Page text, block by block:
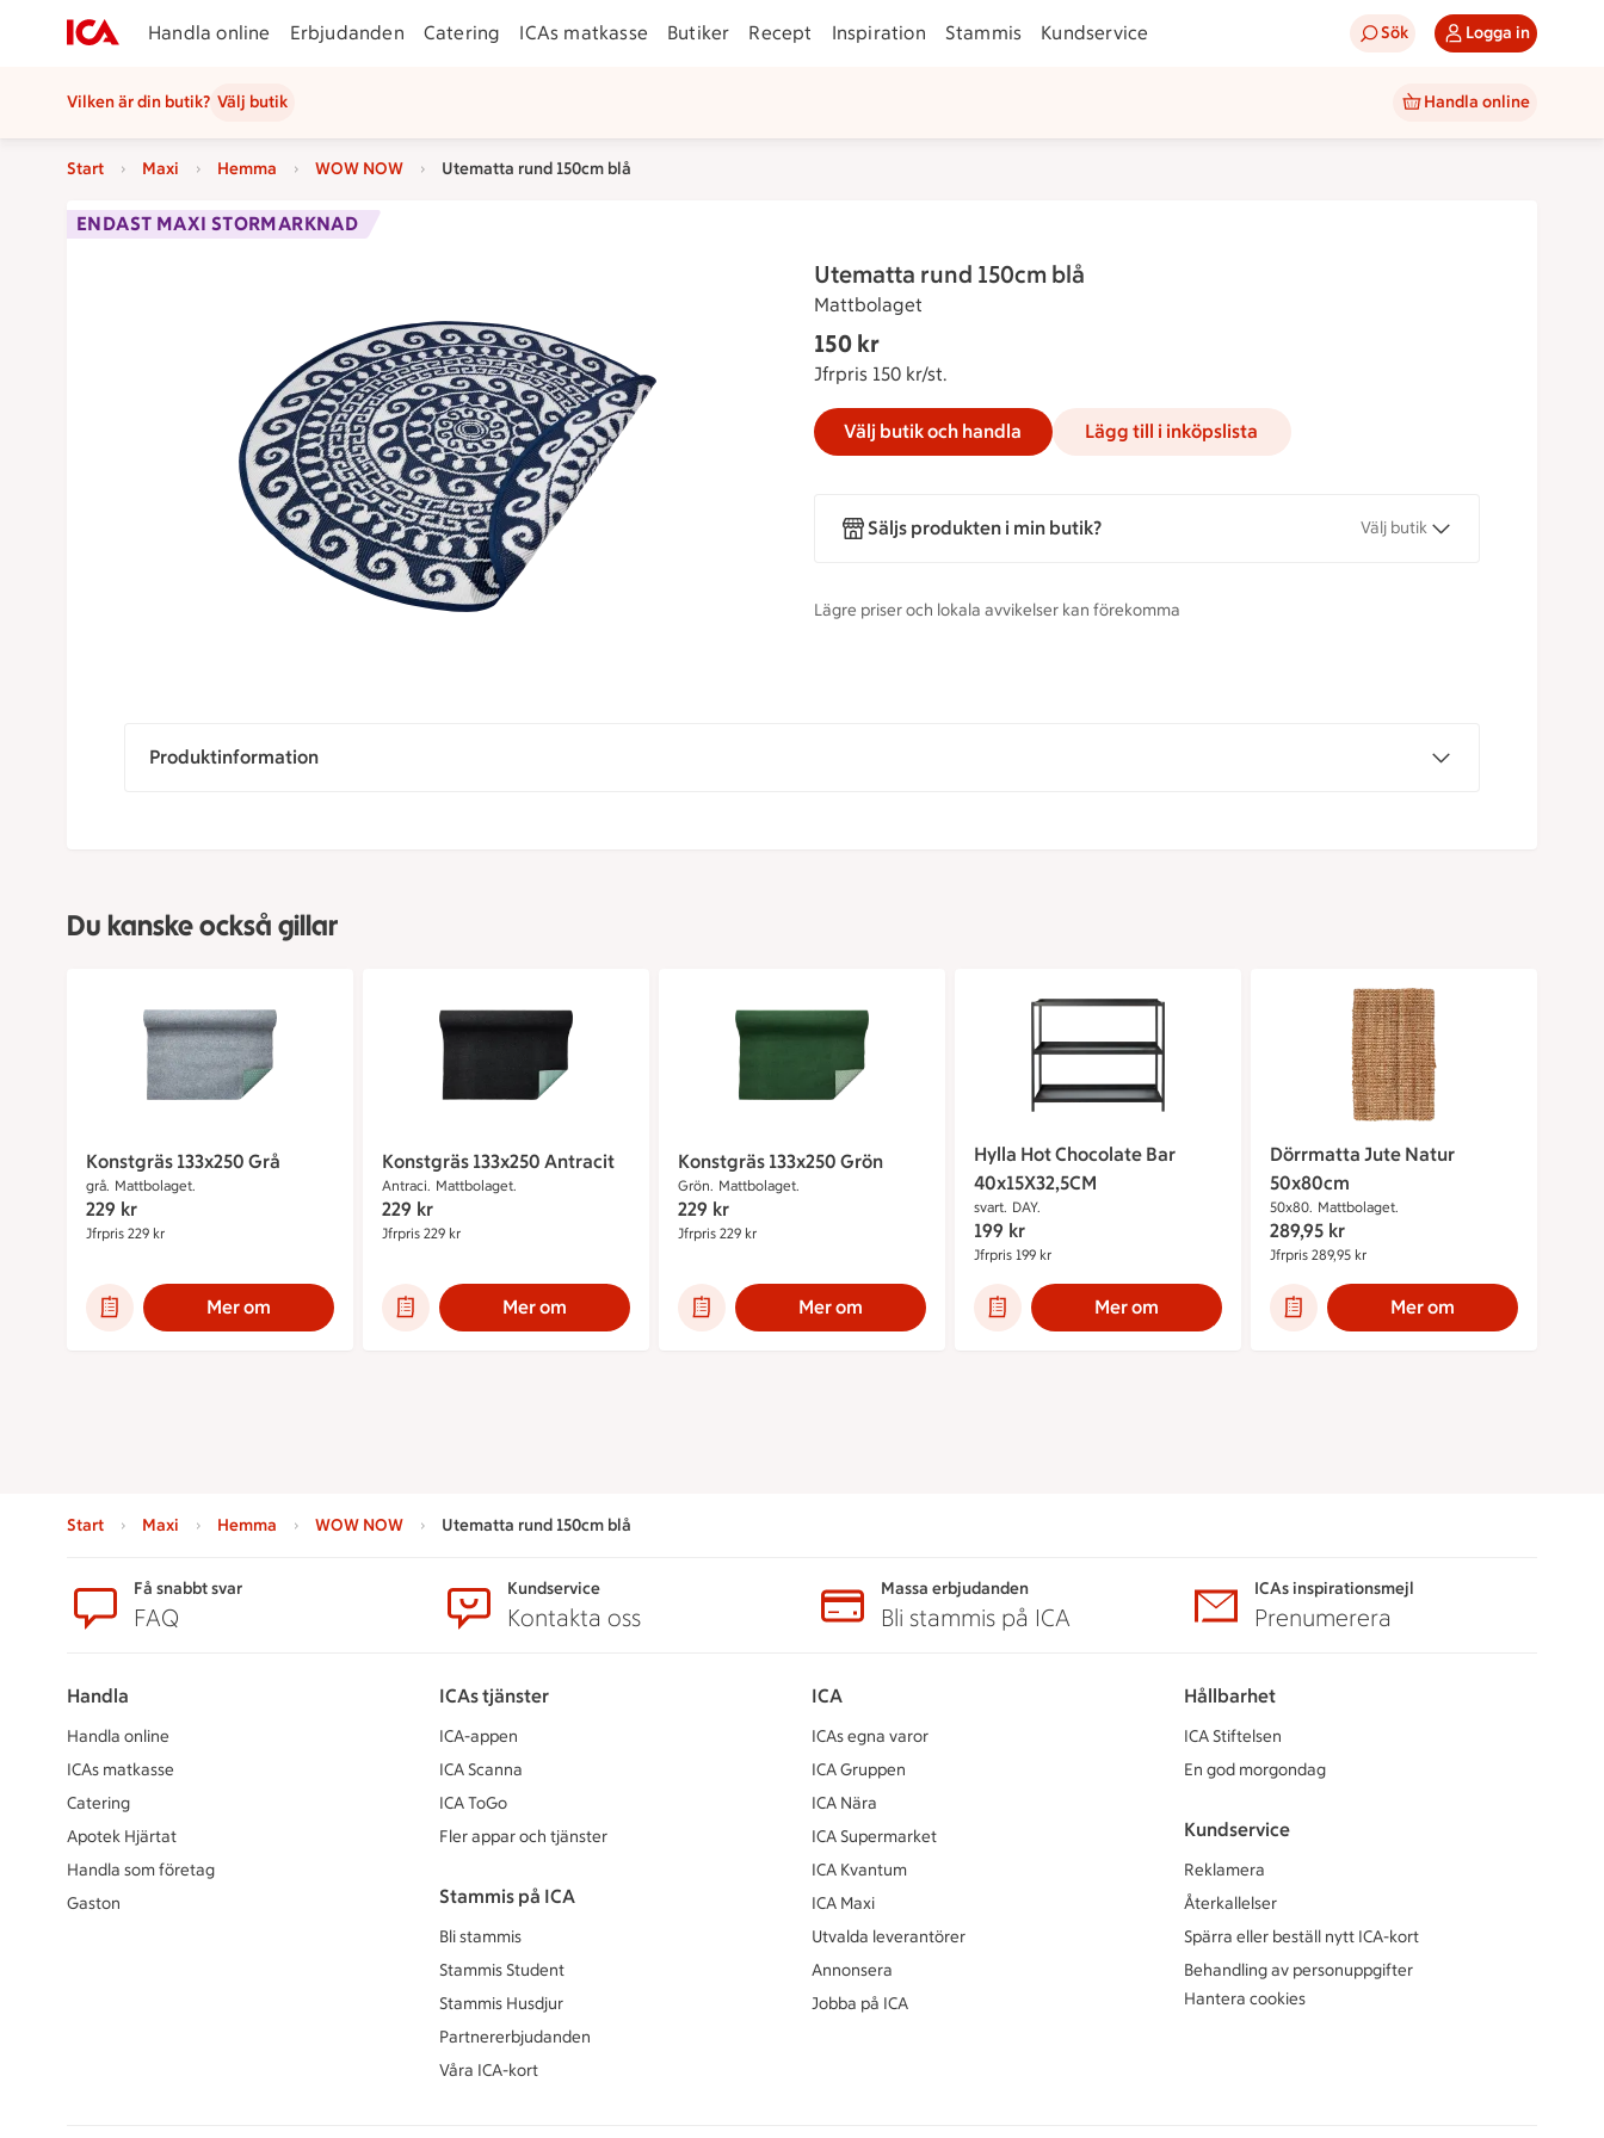
Handla online Erbjudanden Catering ICAs matkasse Butiker Recept Inspiration Stammis Kundservice Sök Logga in
Vilken är din butik? Välj butik Handla online
Start Maxi Hemma WOW NOW Utematta rund 150cm blå
ENDAST MAXI STORMARKNAD
Utematta rund 150cm blå
Mattbolaget
150 krNuvarande pris 150 kr
Jfrpris 150 kr/st.Jämförpris 150 kr/st.
Välj butik och handla Lägg till i inköpslista
Säljs produkten i min butik? Välj butik
Lägre priser och lokala avvikelser kan förekomma
Produktinformation
Du kanske också gillar
Konstgräs 133x250 Grå
grå. Mattbolaget.
229 kr
Jfrpris 229 kr
Mer om
Konstgräs 133x250 Antracit
Antraci. Mattbolaget.
229 kr
Jfrpris 229 kr
Mer om
Konstgräs 133x250 Grön
Grön. Mattbolaget.
229 kr
Jfrpris 229 kr
Mer om
Hylla Hot Chocolate Bar
40x15X32,5CM
svart. DAY.
199 kr
Jfrpris 199 kr
Mer om
Dörrmatta Jute Natur
50x80cm
50x80. Mattbolaget.
289,95 kr
Jfrpris 289,95 kr
Mer om
Start Maxi Hemma WOW NOW Utematta rund 150cm blå
Få snabbt svar
FAQ
Kundservice
Kontakta oss
Massa erbjudanden
Bli stammis på ICA
ICAs inspirationsmejl
Prenumerera
Handla
Handla online
ICAs matkasse
Catering
Apotek Hjärtat
Handla som företag
Gaston
ICAs tjänster
ICA-appen
ICA Scanna
ICA ToGo
Fler appar och tjänster
Stammis på ICA
Bli stammis
Stammis Student
Stammis Husdjur
Partnererbjudanden
Våra ICA-kort
ICA
ICAs egna varor
ICA Gruppen
ICA Nära
ICA Supermarket
ICA Kvantum
ICA Maxi
Utvalda leverantörer
Annonsera
Jobba på ICA
Hållbarhet
ICA Stiftelsen
En god morgondag
Kundservice
Reklamera
Återkallelser
Spärra eller beställ nytt ICA-kort
Behandling av personuppgifter
Hantera cookies